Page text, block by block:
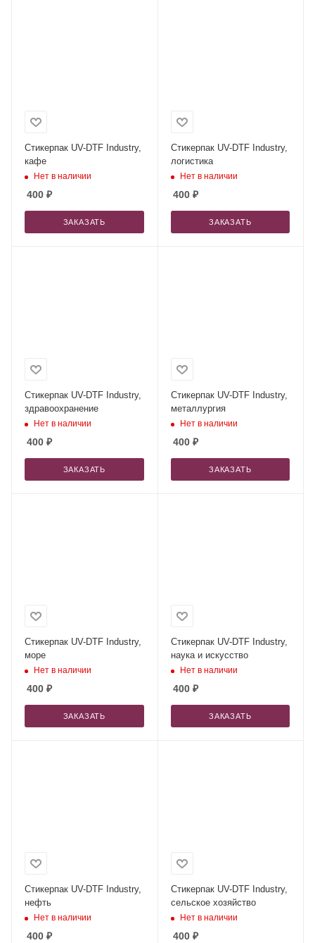
Стикерпак UV-DTF Industry,
кафе
Нет в наличии
400 ₽
ЗАКАЗАТЬ
Стикерпак UV-DTF Industry,
логистика
Нет в наличии
400₽
ЗАКАЗАТЬ
Стикерпак UV-DTF Industry,
здравоохранение
Нет в наличии
400 ₽
ЗАКАЗАТЬ
Стикерпак UV-DTF Industry,
металлургия
Нет в наличии
400₽
ЗАКАЗАТЬ
Стикерпак UV-DTF Industry,
море
Нет в наличии
400 ₽
ЗАКАЗАТЬ
Стикерпак UV-DTF Industry,
наука и искусство
Нет в наличии
400₽
ЗАКАЗАТЬ
Стикерпак UV-DTF Industry,
нефть
Нет в наличии
400 ₽
Стикерпак UV-DTF Industry,
сельское хозяйство
Нет в наличии
400₽